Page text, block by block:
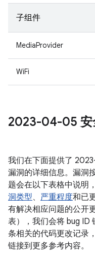
子组件
MediaProvider
WiFi
2023-04-05 安
我们在下面提供了
漏洞的详细信息。漏洞
题会在以下表格中说明
洞类型、 严重程度和已
有解决相应问题的公开
表），我们会将 bug ID
条相关的代码更改记录
链接到更多参考内容。